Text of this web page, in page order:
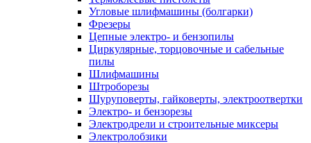
Угловые шлифмашины (болгарки)
Фрезеры
Цепные электро- и бензопилы
Циркулярные, торцовочные и сабельные
пилы
Шлифмашины
Штроборезы
Шуруповерты, гайковерты, электроотвертки
Электро- и бензорезы
Электродрели и строительные миксеры
Электролобзики